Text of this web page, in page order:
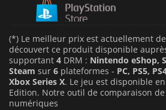
(*) Le meilleur prix est actuellement de
découvert ce produit disponible
supportant 4 DRM : Nintendo eShop,
Steam sur 6 plateformes - PC, PS5,
Xbox Series X. Le jeu est disponible
Edition. Notre outil de comparaison
numériques